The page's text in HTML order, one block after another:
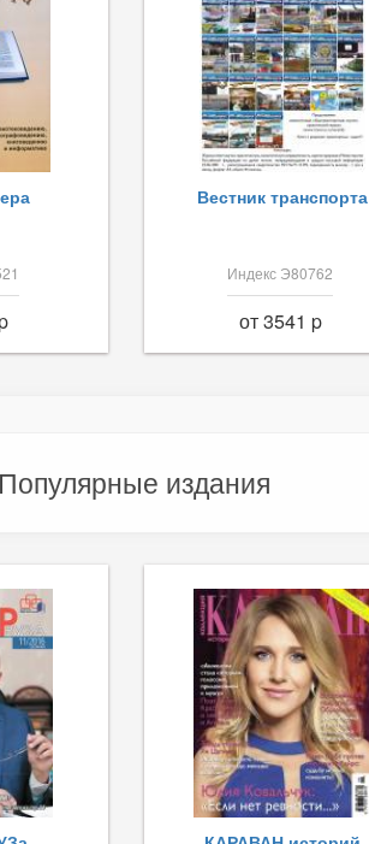
Вестник транспорта
Индекс Э80762
от 3541 p
Популярные издания